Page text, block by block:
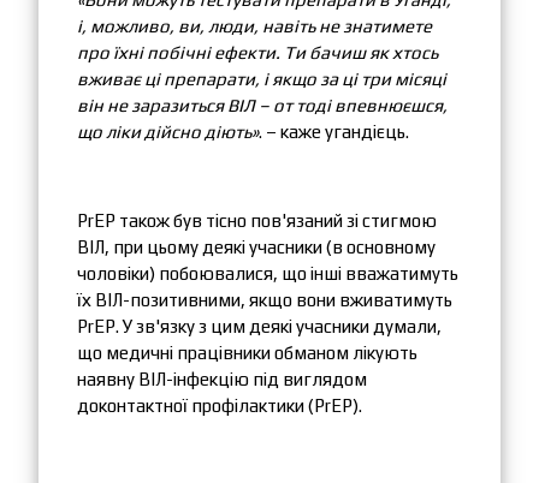
і, можливо, ви, люди, навіть не знатимете
про їхні побічні ефекти. Ти бачиш як хтось
вживає ці препарати, і якщо за ці три місяці
він не заразиться ВІЛ – от тоді впевнюєшся,
що ліки дійсно діють». – каже угандієць.
PrEP також був тісно пов'язаний зі стигмою
ВІЛ, при цьому деякі учасники (в основному
чоловіки) побоювалися, що інші вважатимуть
їх ВІЛ-позитивними, якщо вони вживатимуть
PrEP. У зв'язку з цим деякі учасники думали,
що медичні працівники обманом лікують
наявну ВІЛ-інфекцію під виглядом
доконтактної профілактики (PrEP).